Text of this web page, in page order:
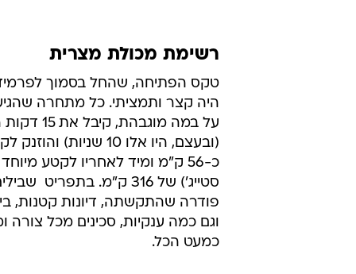
רשימת מכולת מצרית
טקס הפתיחה, שהחל בסמוך
היה קצר ותמציתי. כל מתחרה
על במה
(ובעצם, היו אלו 10
כ-56 ק"מ ומיד לאחריו לקטע
סטייג') של 316 ק"מ. בתפריט 
פודרה שהתקשתה, דיונות קטנות,
וגם כמה ענקיות, סכינים מכל צורה
כמעט הכל.